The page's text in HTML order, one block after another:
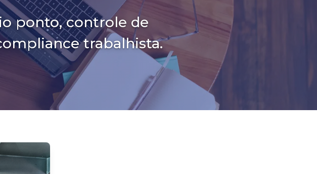
ponto, controle de
trabalhista.